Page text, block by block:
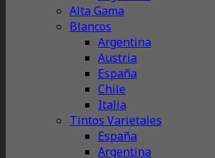
Alta Gama
Blancos
Argentina
Austria
España
Chile
Italia
Tintos Varietales
España
Argentina